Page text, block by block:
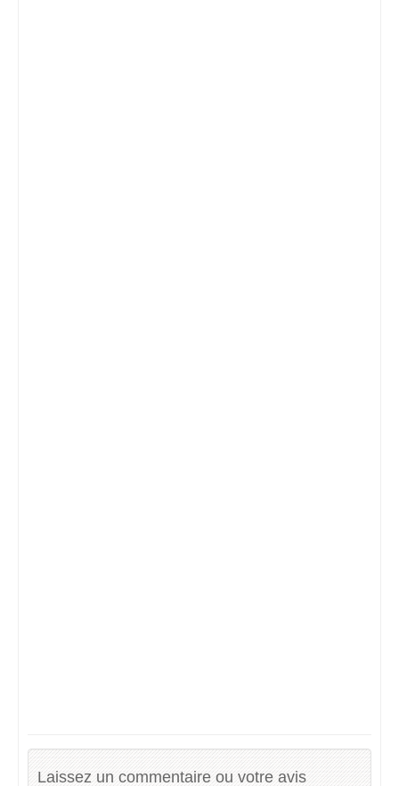
Laissez un commentaire ou votre avis